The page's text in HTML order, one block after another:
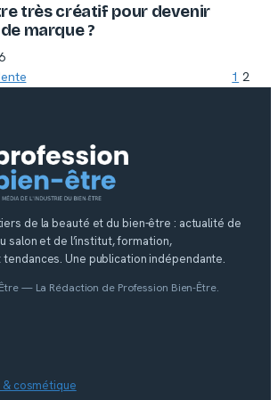
très créatif pour devenir
marque ?
1 2
de la beauté et du bien-être : actualité de
salon et de l’institut, formation,
Une publication indépendante.
— La Rédaction de Profession Bien-Être.
cosmétique